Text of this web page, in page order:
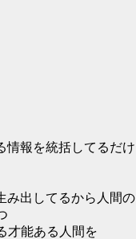
情報を統括してるだけ
み出してるから人間の
才能ある人間を